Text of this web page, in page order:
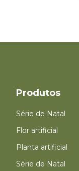
folhas verdes
Produtos
Série de Natal
Flor artificial
Planta artificial
Série de Natal